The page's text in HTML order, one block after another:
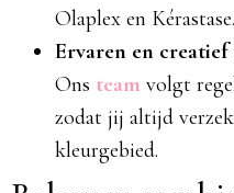
Olaplex en Kérastase.
Ervaren en creatief
Ons team volgt
zodat jij altijd
kleurgebied.